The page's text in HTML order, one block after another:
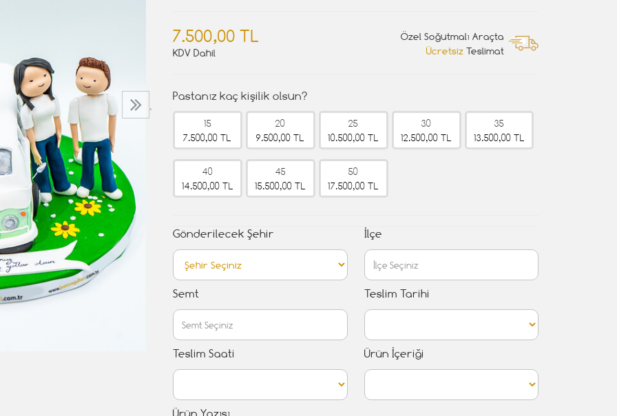
›
7.500,00 TL
KDV Dahil
Özel Soğutmalı Araçta
Ücretsiz Teslimat
Pastanız kaç kişilik olsun?
15
7.500,00 TL
20
9.500,00 TL
25
10.500,00 TL
30
12.500,00 TL
35
13.500,00 TL
40
14.500,00 TL
45
15.500,00 TL
50
17.500,00 TL
Gönderilecek Şehir İlçe
Semt Teslim Tarihi
Teslim Saati Ürün İçeriği